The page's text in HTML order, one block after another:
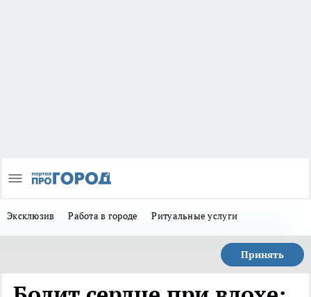
Эксклюзив Работа в городе Ритуальные услуги
Принять